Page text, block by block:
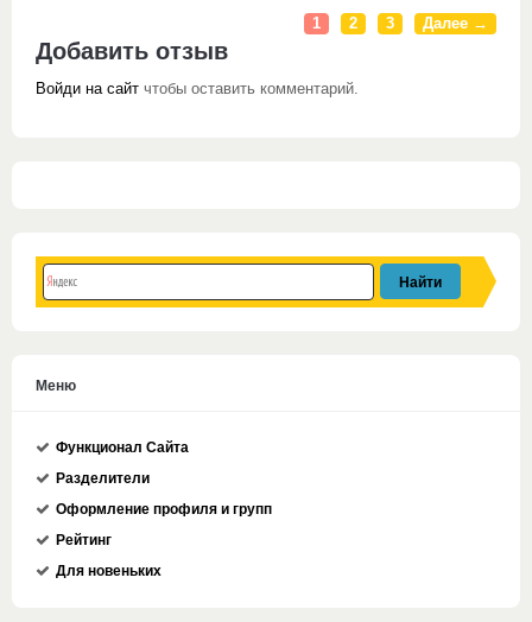
1 2 3 Далее →
Добавить отзыв
Войди на сайт чтобы оставить комментарий.
Меню
Функционал Сайта
Разделители
Оформление профиля и групп
Рейтинг
Для новеньких